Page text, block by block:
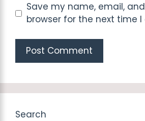
Save my name, email,
browser for the next time
Search